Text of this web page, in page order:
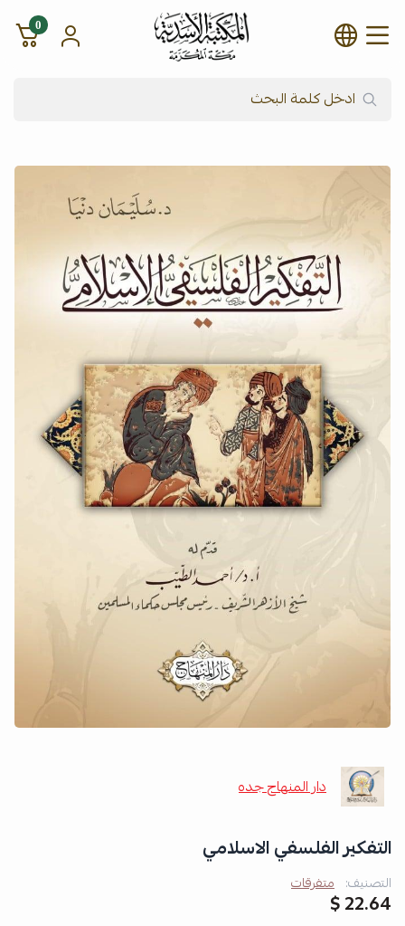
شركة المكتبة الأسدية للنشر
0
دار المنهاج جده
التفكير الفلسفي الاسلامي
التصنيف: متفرقات
22.64 $